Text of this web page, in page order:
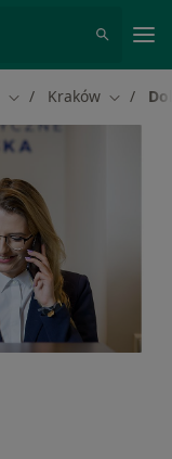
Zmień miasto
Kraków Zmień